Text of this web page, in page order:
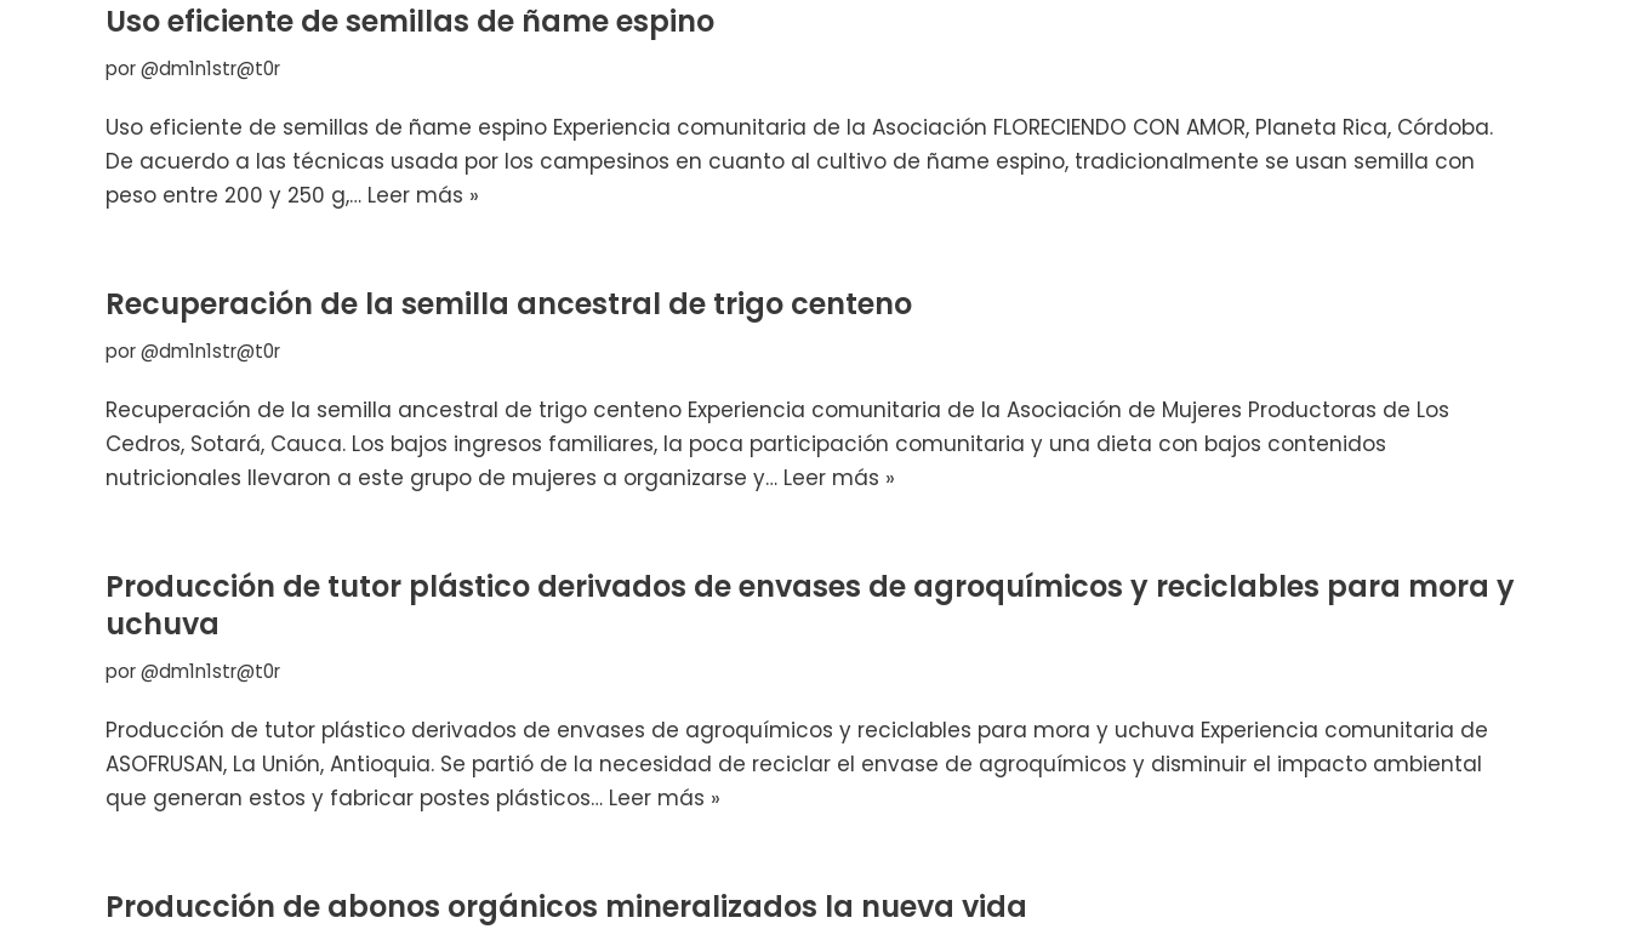
Uso eficiente de semillas de ñame espino
por@dm1n1str@t0r
Uso eficiente de semillas de ñame espino Experiencia comunitaria de la Asociación FLORECIENDO CON AMOR, Planeta Rica, Córdoba.
De acuerdo a las técnicas usada por los campesinos en cuanto al cultivo de ñame espino, tradicionalmente se usan semilla con
peso entre 200 y 250 g,… Leer más »
Recuperación de la semilla ancestral de trigo centeno
por@dm1n1str@t0r
Recuperación de la semilla ancestral de trigo centeno Experiencia comunitaria de la Asociación de Mujeres Productoras de Los
Cedros, Sotará, Cauca. Los bajos ingresos familiares, la poca participación comunitaria y una dieta con bajos contenidos
nutricionales llevaron a este grupo de mujeres a organizarse y… Leer más »
Producción de tutor plástico derivados de envases de agroquímicos y reciclables para mora y
uchuva
por@dm1n1str@t0r
Producción de tutor plástico derivados de envases de agroquímicos y reciclables para mora y uchuva Experiencia comunitaria de
ASOFRUSAN, La Unión, Antioquia. Se partió de la necesidad de reciclar el envase de agroquímicos y disminuir el impacto ambiental
que generan estos y fabricar postes plásticos… Leer más »
Producción de abonos orgánicos mineralizados la nueva vida